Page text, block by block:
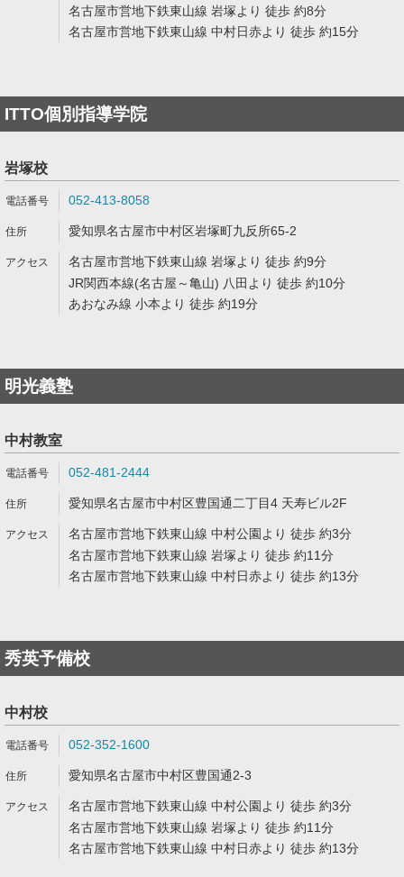
名古屋市営地下鉄東山線 岩塚より 徒歩 約8分
名古屋市営地下鉄東山線 中村日赤より 徒歩 約15分
ITTO個別指導学院
岩塚校
052-413-8058
愛知県名古屋市中村区岩塚町九反所65-2
名古屋市営地下鉄東山線 岩塚より 徒歩 約9分
JR関西本線(名古屋～亀山) 八田より 徒歩 約10分
あおなみ線 小本より 徒歩 約19分
明光義塾
中村教室
052-481-2444
愛知県名古屋市中村区豊国通二丁目4 天寿ビル2F
名古屋市営地下鉄東山線 中村公園より 徒歩 約3分
名古屋市営地下鉄東山線 岩塚より 徒歩 約11分
名古屋市営地下鉄東山線 中村日赤より 徒歩 約13分
秀英予備校
中村校
052-352-1600
愛知県名古屋市中村区豊国通2-3
名古屋市営地下鉄東山線 中村公園より 徒歩 約3分
名古屋市営地下鉄東山線 岩塚より 徒歩 約11分
名古屋市営地下鉄東山線 中村日赤より 徒歩 約13分